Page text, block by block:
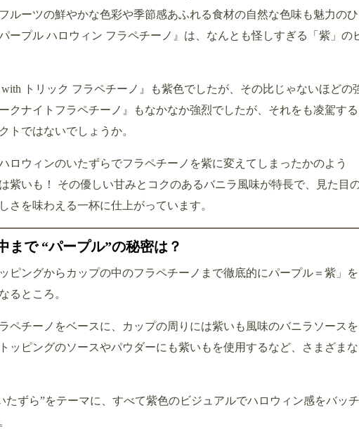
ルーツの鮮やかな色彩や季節感あふれる食材の自然な色味も魅力のひ
プル ハロウィン フラペチーノ』は、なんとも怪しすぎる「紫」の
トリック フラペチーノ』も紫色でしたが、その比じゃないほどの
クナイトフラペチーノ』もなかなか強烈でしたが、それをも凌駕する
トではないでしょうか。
ロウィンのいたずらでフラペチーノを紫に変えてしまったかのよう
紫いも！ その優しい甘みとコクのあるバニラ風味が特長で、見た目
さを味わえる一杯に仕上がっています。
まで “パープル”の秘密は？
ピングからカップの中のフラペチーノまで徹底的にパープル＝紫」を
るところ。
ペチーノをベースに、カップの周りには紫いも風味のバニラソースを
ッピングのソースやパウダーにも紫いもを使用するなど、さまざまな
たずら”をテーマに、すべて紫色のビジュアルでハロウィン感をバッチ